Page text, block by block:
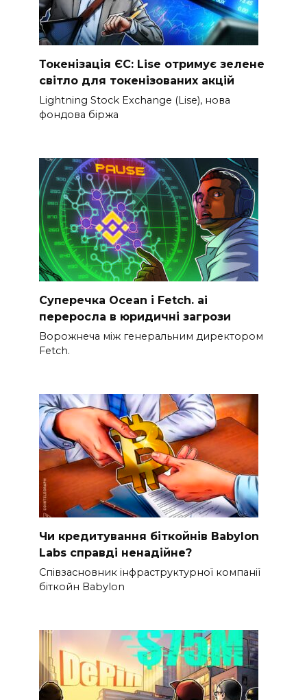
Токенізація ЄС: Lise отримує зелене
світло для токенізованих акцій
Lightning Stock Exchange (Lise), нова
фондова біржа
Суперечка Ocean і Fetch. ai
переросла в юридичні загрози
Ворожнеча між генеральним директором
Fetch.
Чи кредитування біткойнів Babylon
Labs справді ненадійне?
Співзасновник інфраструктурної компанії
біткойн Babylon